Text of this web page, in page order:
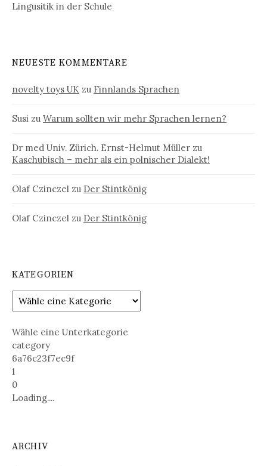
Lingusitik in der Schule
NEUESTE KOMMENTARE
novelty toys UK zu Finnlands Sprachen
Susi zu Warum sollten wir mehr Sprachen lernen?
Dr med Univ. Zürich. Ernst-Helmut Müller zu
Kaschubisch – mehr als ein polnischer Dialekt!
Olaf Czinczel zu Der Stintkönig
Olaf Czinczel zu Der Stintkönig
KATEGORIEN
Wähle eine Unterkategorie
category
6a76c23f7ec9f
1
0
Loading....
ARCHIV